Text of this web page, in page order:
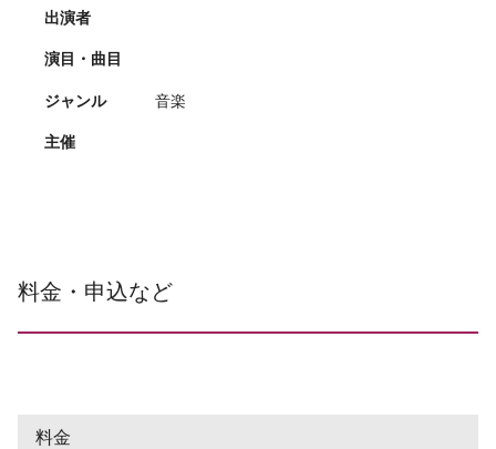
出演者
演目・曲目
ジャンル 音楽
主催
料金・申込など
料金